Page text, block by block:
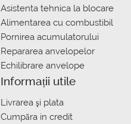
Asistenta tehnica la blocare
Alimentarea cu combustibil
Pornirea acumulatorului
Repararea anvelopelor
Echilibrare anvelope
Informații utile
Livrarea şi plata
Сumpăra in credit